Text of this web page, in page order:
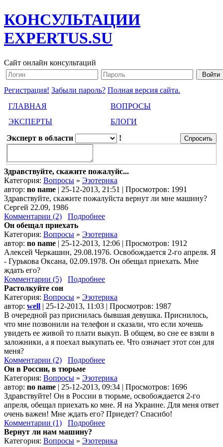
КОНСУЛЬТАЦИИ
EXPERTUS.SU
Сайт онлайн консультаций
Регистрация! Забыли пароль? Полная версия сайта.
ГЛАВНАЯ
ВОПРОСЫ
ЭКСПЕРТЫ
БЛОГИ
Эксперт в области
!
Здравствуйте, скажите пожалуйс...
Категория: Вопросы » Эзотерика
автор: no name | 25-12-2013, 21:51 | Просмотров: 1991
Здравствуйте, скажите пожалуйста вернут ли мне машину?
Сергей 22.09, 1986
Комментарии (2)
Подробнее
Он обещал приехать
Категория: Вопросы » Эзотерика
автор: no name | 25-12-2013, 12:06 | Просмотров: 1912
Алексей Черкашин, 29.08.1976. Освобождается 2-го апреля. Я
- Гурькова Оксана, 02.09.1978. Он обещал приехать. Мне
ждать его?
Комментарии (5)
Подробнее
Растолкуйте сон
Категория: Вопросы » Эзотерика
автор: well | 25-12-2013, 11:03 | Просмотров: 1987
В очередной раз приснилась бывшая девушка. Приснилось,
что мне позвонили на телефон и сказали, что если хочешь
увидеть ее живой то плати выкуп. В общем, во сне ее взяли в
заложники, а я поехал выкупать ее. Что означает этот сон для
меня?
Комментарии (2)
Подробнее
Он в России, в тюрьме
Категория: Вопросы » Эзотерика
автор: no name | 25-12-2013, 09:34 | Просмотров: 1696
Здравствуйте! Он в России в тюрьме, освобождается 2-го
апреля, обещал приехать ко мне. Я на Украине. Для меня ответ
очень важен! Мне ждать его? Приедет? Спасибо!
Комментарии (1)
Подробнее
Вернут ли нам машину?
Категория: Вопросы » Эзотерика